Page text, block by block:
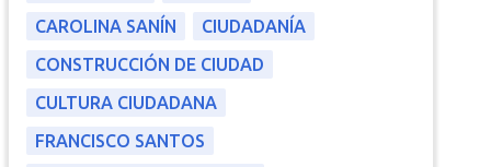
CAROLINA SANÍN
CIUDADANÍA
CONSTRUCCIÓN DE CIUDAD
CULTURA CIUDADANA
FRANCISCO SANTOS